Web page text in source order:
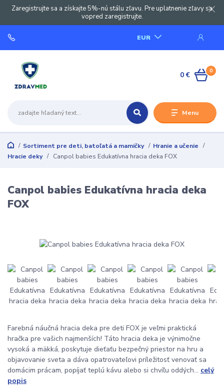
Zaregistrujte sa a získajte 5%-nú stálu zľavu. Pre uplatnenie zľavy sa
vopred zaregistrujte.
Menu
EUR
0
0 €
Sortiment pre deti, batoľatá a mamičky
Hranie a učenie
Hracie deky
Canpol babies Edukatívna hracia deka FOX
Canpol babies Edukatívna hracia deka
FOX
Farebná náučná hracia deka pre deti FOX je veľmi praktická
hračka pre vašich najmenších! Táto hracia deka je výnimočne
vysoká a mäkká, poskytuje dieťaťu bezpečný priestor na hru a
objavovanie sveta a dáva opatrovateľovi príležitosť venovať sa
domácim prácam, popíjať teplú kávu alebo si chvíľu oddých... celý
popis